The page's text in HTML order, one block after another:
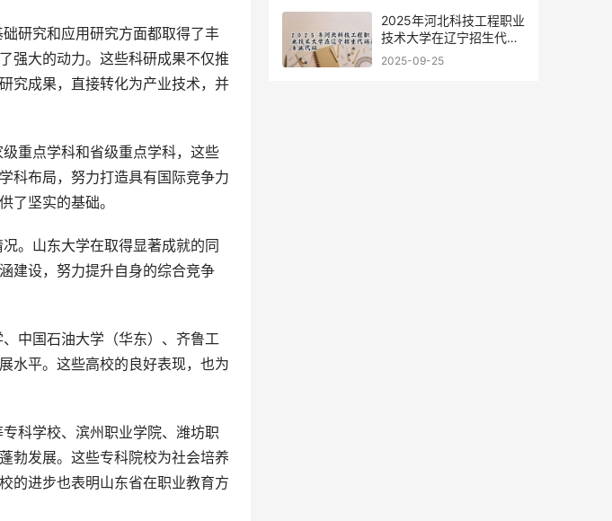
强大的动力。这些科研成果不仅推
究成果，直接转化为产业技术，并
科布局，努力打造具有国际竞争力
了坚实的基础。
建设，努力提升自身的综合竞争
水平。这些高校的良好表现，也为
勃发展。这些专科院校为社会培养
的进步也表明山东省在职业教育方
2025年河北科技工程职业
技术大学在辽宁招生代码
及专业代码
2025-09-25